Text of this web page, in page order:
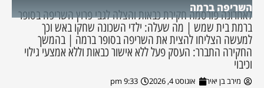
השריפה ברמה
לאחרונה פורסמה חקירת כבאות והצלה לגבי פרוץ השריפה בסופר
ברמת בית שמש | מה שעלה: ילדי השכונה שחקו באש וכך
למעשה הצליחו להצית את השריפה בסופר ברמה | בהמשך
החקירה התברר: העסק פעל ללא אישור כבאות וללא אמצעי גילוי
וכיבוי
מירב בן יאיר אוגוסט 4, 2026 9:33 pm